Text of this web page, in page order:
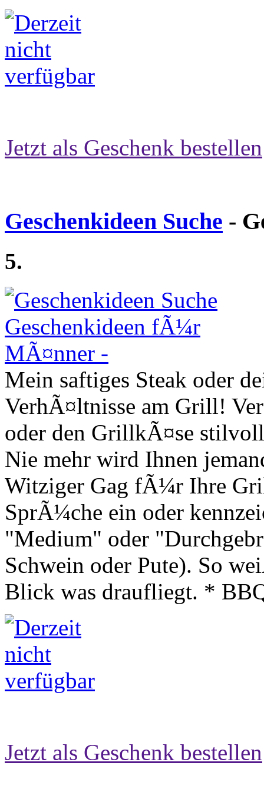
Jetzt als Geschenk bestellen
Geschenkideen Suche -
5.
Mein saftiges Steak oder
VerhÃ¤ltnisse am Grill!
oder den GrillkÃ¤se
Nie mehr wird Ihnen
Witziger Gag fÃ¼r Ihre
SprÃ¼che ein oder
"Medium" oder
Schwein oder Pute). So
Blick was draufliegt. *
Jetzt als Geschenk bestellen